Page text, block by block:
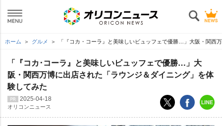
ホーム グルメ 「『コカ・コーラ』と美味しいビュッフェで優勝…」大阪・関西
「『コカ･コーラ』と美味しいビュッフェで優勝…」大
阪・関西万博に出店された「ラウンジ＆ダイニング」を体
験してみた
2025-04-18
オリコンニュース